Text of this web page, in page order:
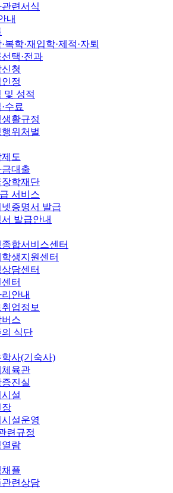
련서식
내
복학·재입학·제적·자퇴
택·전과
청
정
및 성적
수료
활규정
위처벌
도
금대출
장학재단
서비스
넷증명서 발급
발급안내
합서비스센터
생지원센터
담센터
터
안내
업정보
스
의 식단
학사(기숙사)
체육관
진실
설
장
설운영
련규정
열람
플
관련상담